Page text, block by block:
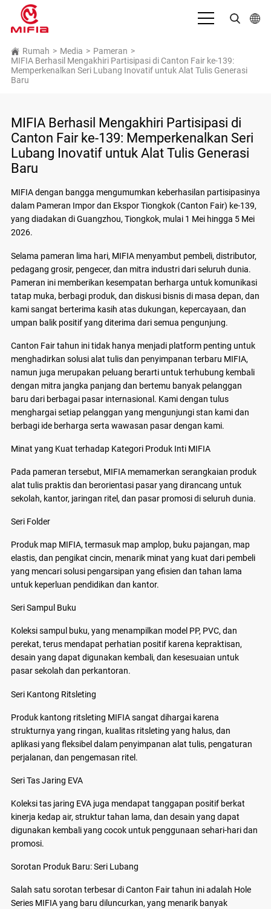
English
Deutsch
Español
Italiano
日本語
Русский язык
Rumah > Media > Pameran >
MIFIA Berhasil Mengakhiri Partisipasi di Canton Fair ke-139:
Memperkenalkan Seri Lubang Inovatif untuk Alat Tulis Generasi
Baru
MIFIA Berhasil Mengakhiri Partisipasi di
Canton Fair ke-139: Memperkenalkan Seri
Lubang Inovatif untuk Alat Tulis Generasi
Baru
MIFIA dengan bangga mengumumkan keberhasilan partisipasinya
dalam Pameran Impor dan Ekspor Tiongkok (Canton Fair) ke-139,
yang diadakan di Guangzhou, Tiongkok, mulai 1 Mei hingga 5 Mei
2026.
Selama pameran lima hari, MIFIA menyambut pembeli, distributor,
pedagang grosir, pengecer, dan mitra industri dari seluruh dunia.
Pameran ini memberikan kesempatan berharga untuk komunikasi
tatap muka, berbagi produk, dan diskusi bisnis di masa depan, dan
kami sangat berterima kasih atas dukungan, kepercayaan, dan
umpan balik positif yang diterima dari semua pengunjung.
Canton Fair tahun ini tidak hanya menjadi platform penting untuk
menghadirkan solusi alat tulis dan penyimpanan terbaru MIFIA,
namun juga merupakan peluang berarti untuk terhubung kembali
dengan mitra jangka panjang dan bertemu banyak pelanggan
baru dari berbagai pasar internasional. Kami dengan tulus
menghargai setiap pelanggan yang mengunjungi stan kami dan
berbagi ide berharga serta wawasan pasar dengan kami.
Minat yang Kuat terhadap Kategori Produk Inti MIFIA
Pada pameran tersebut, MIFIA memamerkan serangkaian produk
alat tulis praktis dan berorientasi pasar yang dirancang untuk
sekolah, kantor, jaringan ritel, dan pasar promosi di seluruh dunia.
Seri Folder
Produk map MIFIA, termasuk map amplop, buku pajangan, map
elastis, dan pengikat cincin, menarik minat yang kuat dari pembeli
yang mencari solusi pengarsipan yang efisien dan tahan lama
untuk keperluan pendidikan dan kantor.
Seri Sampul Buku
Koleksi sampul buku, yang menampilkan model PP, PVC, dan
perekat, terus mendapat perhatian positif karena kepraktisan,
desain yang dapat digunakan kembali, dan kesesuaian untuk
pasar sekolah dan perkantoran.
Seri Kantong Ritsleting
Produk kantong ritsleting MIFIA sangat dihargai karena
strukturnya yang ringan, kualitas ritsleting yang halus, dan
aplikasi yang fleksibel dalam penyimpanan alat tulis, pengaturan
perjalanan, dan pengemasan ritel.
Seri Tas Jaring EVA
Koleksi tas jaring EVA juga mendapat tanggapan positif berkat
kinerja kedap air, struktur tahan lama, dan desain yang dapat
digunakan kembali yang cocok untuk penggunaan sehari-hari dan
promosi.
Sorotan Produk Baru: Seri Lubang
Salah satu sorotan terbesar di Canton Fair tahun ini adalah Hole
Series MIFIA yang baru diluncurkan, yang menarik banyak